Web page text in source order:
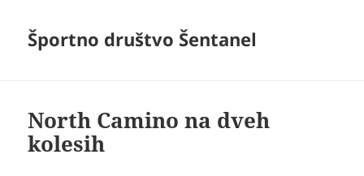
Športno društvo Šentanel
North Camino na dveh
kolesih